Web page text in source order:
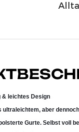
& leichtes Design
ultraleichtem, aber
Gurte. Selbst voll